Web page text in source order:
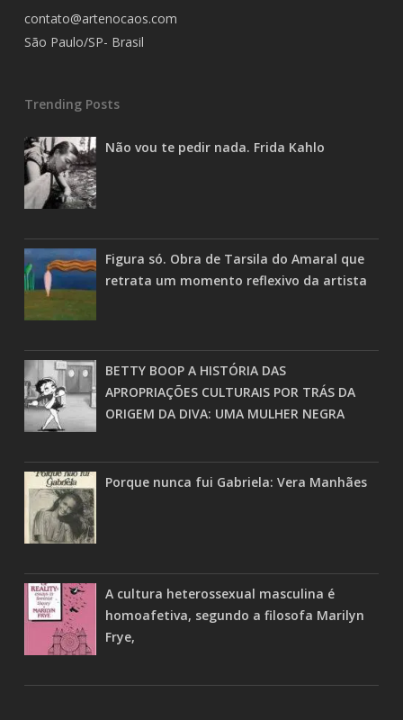
contato@artenocaos.com
São Paulo/SP- Brasil
Trending Posts
Não vou te pedir nada. Frida Kahlo
Figura só. Obra de Tarsila do Amaral que
retrata um momento reflexivo da artista
BETTY BOOP A HISTÓRIA DAS
APROPRIAÇÕES CULTURAIS POR TRÁS DA
ORIGEM DA DIVA: UMA MULHER NEGRA
Porque nunca fui Gabriela: Vera Manhães
A cultura heterossexual masculina é
homoafetiva, segundo a filosofa Marilyn
Frye,